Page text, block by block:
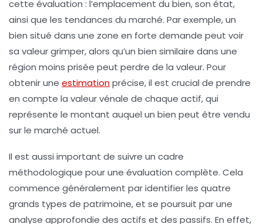
cette évaluation : l’emplacement du bien, son état,
ainsi que les tendances du marché. Par exemple, un
bien situé dans une zone en forte demande peut voir
sa valeur grimper, alors qu’un bien similaire dans une
région moins prisée peut perdre de la valeur. Pour
obtenir une estimationprécise, il est crucial de prendre
en compte la valeur vénale de chaque actif, qui
représente le montant auquel un bien peut être vendu
sur le marché actuel.
Il est aussi important de suivre un cadre
méthodologique pour une évaluation complète. Cela
commence généralement par identifier les quatre
grands types de patrimoine, et se poursuit par une
analyse approfondie des actifs et des passifs. En effet,